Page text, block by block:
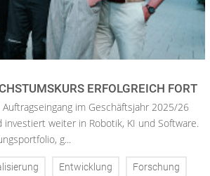
ERFOLGREICH FORT
im Geschäftsjahr 2025/26
weiter in Robotik, KI und Software.
g...
Entwicklung Forschung